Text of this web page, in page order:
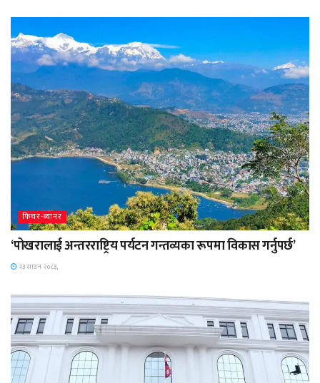
फिचर-ब्यानर
‘पोखरालाई अन्तरराष्ट्रिय पर्यटन गन्तव्यका रूपमा विकास गर्नुपर्छ’
२३ साउन २०८३,